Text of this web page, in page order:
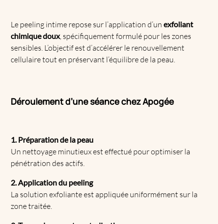
Le peeling intime repose sur l’application d’unexfoliant
chimique doux, spécifiquement formulé pour les zones
sensibles. L’objectif est d’accélérer le renouvellement
cellulaire tout en préservant l’équilibre de la peau.
Déroulement d’une séance chez Apogée
1. Préparation de la peau
Un nettoyage minutieux est effectué pour optimiser la
pénétration des actifs.
2. Application du peeling
La solution exfoliante est appliquée uniformément sur la
zone traitée.